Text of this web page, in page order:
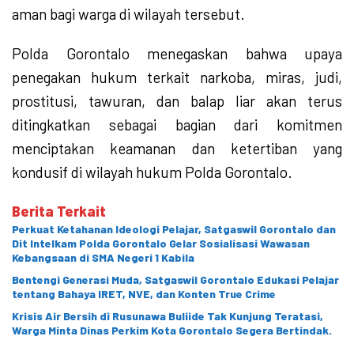
aman bagi warga di wilayah tersebut.
Polda Gorontalo menegaskan bahwa upaya
penegakan hukum terkait narkoba, miras, judi,
prostitusi, tawuran, dan balap liar akan terus
ditingkatkan sebagai bagian dari komitmen
menciptakan keamanan dan ketertiban yang
kondusif di wilayah hukum Polda Gorontalo.
Berita Terkait
Perkuat Ketahanan Ideologi Pelajar, Satgaswil Gorontalo dan
Dit Intelkam Polda Gorontalo Gelar Sosialisasi Wawasan
Kebangsaan di SMA Negeri 1 Kabila
Bentengi Generasi Muda, Satgaswil Gorontalo Edukasi Pelajar
tentang Bahaya IRET, NVE, dan Konten True Crime
Krisis Air Bersih di Rusunawa Buliide Tak Kunjung Teratasi,
Warga Minta Dinas Perkim Kota Gorontalo Segera Bertindak.